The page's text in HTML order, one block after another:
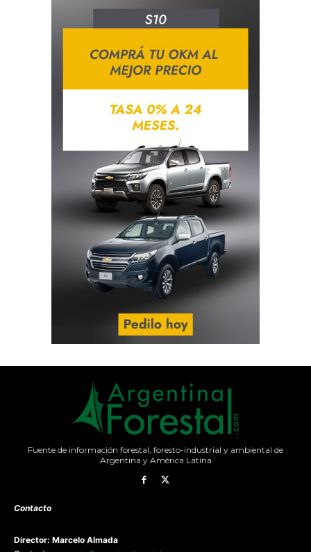
Fuente de información forestal, foresto-industrial y ambiental de
Argentina y América Latina
Contacto
Director: Marcelo Almada